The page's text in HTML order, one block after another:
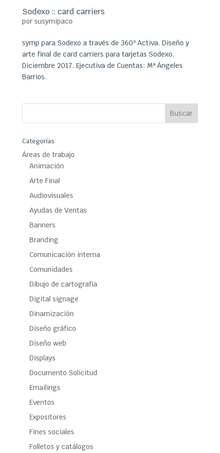
Sodexo :: card carriers
por susymipaco
symp para Sodexo a través de 360º Activa. Diseño y
arte final de card carriers para tarjetas Sodexo.
Diciembre 2017. Ejecutiva de Cuentas: Mª Ángeles
Barrios.
Categorías
Áreas de trabajo
Animación
Arte Final
Audiovisuales
Ayudas de Ventas
Banners
Branding
Comunicación interna
Comunidades
Dibujo de cartografía
Digital signage
Dinamización
Diseño gráfico
Diseño web
Displays
Documento Solicitud
Emailings
Eventos
Expositores
Fines sociales
Folletos y catálogos